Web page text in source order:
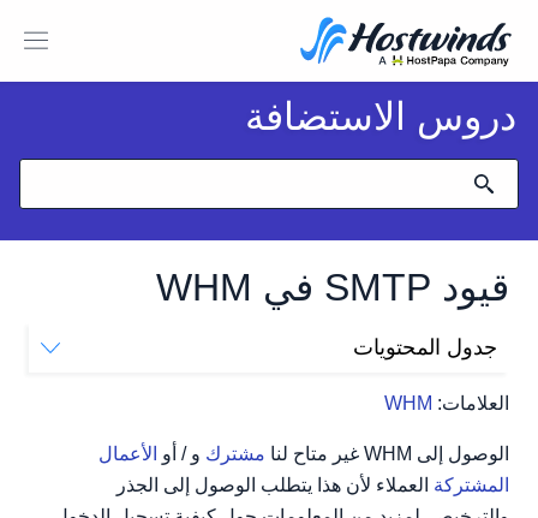
دروس الاستضافة
قيود SMTP في WHM
العلامات: WHM
جدول المحتويات
الوصول إلى WHM غير متاح لنا مشترك و / أو الأعمال
المشتركة العملاء لأن هذا يتطلب الوصول إلى الجذر